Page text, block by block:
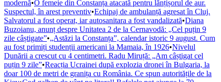
modernă•O femeie din Constanța atacată pentru lănțișorul de aur.
Suspectul, în arest preventiv•Echipaj de ambulanță agresat în Cluj.
Salvatorul a fost operat, iar autosanitara a fost vandalizată•Diana
Buzoianu, anunț despre Unitatea 2 de la Cernavodă: „Cel puțin 9
zile câștigate”•„Astăzi la Constanța”, calendar istoric 9 august. Cum
au fost primiți studenții americani la Mamaia, în 1926•Nivelul
Dunării a crescut cu 4 centimetri. Radu Miruță: „Am câștigat cel
puțin 9 zile”•Reacția Ucrainei după explozia dronei în Bulgaria, la
doar 100 de metri de granița cu România. Ce spun autoritățile de la